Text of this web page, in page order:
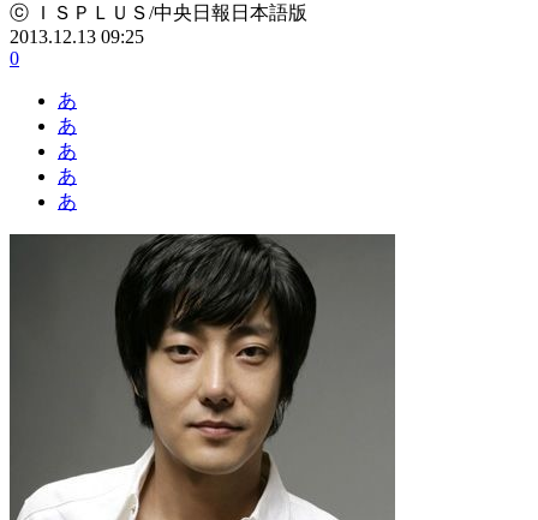
ⓒ ＩＳＰＬＵＳ/中央日報日本語版
2013.12.13 09:25
0
あ
あ
あ
あ
あ